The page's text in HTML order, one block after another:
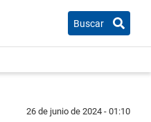
Buscar
26 de junio de 2024 - 01:10